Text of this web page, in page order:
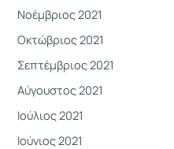
Νοέμβριος 2021
Οκτώβριος 2021
Σεπτέμβριος 2021
Αύγουστος 2021
Ιούλιος 2021
Ιούνιος 2021